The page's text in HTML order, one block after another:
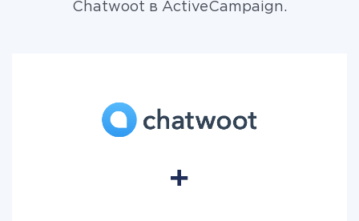
Chatwoot в ActiveCampaign.